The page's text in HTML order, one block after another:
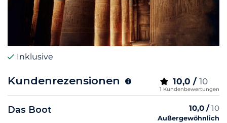
Inklusive
Kundenrezensionen 10,0 / 10
1 Kundenbewertungen
Das Boot 10,0 /10
Außergewöhnlich